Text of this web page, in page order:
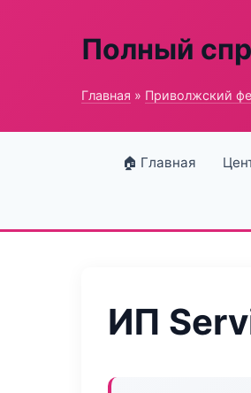
Полный
Главная » Приволжский
🏠 Главная
ИП